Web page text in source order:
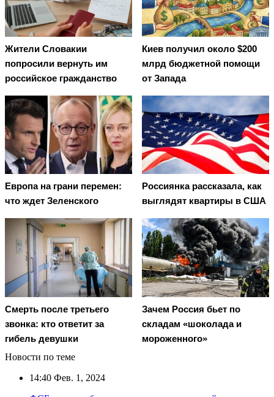
Жители Словакии
попросили вернуть им
российское гражданство
Киев получил около $200
млрд бюджетной помощи
от Запада
Европа на грани перемен:
что ждет Зеленского
Россиянка рассказала, как
выглядят квартиры в США
Смерть после третьего
звонка: кто ответит за
гибель девушки
Зачем Россия бьет по
складам «шоколада и
мороженного»
Новости по теме
14:40 Фев. 1, 2024